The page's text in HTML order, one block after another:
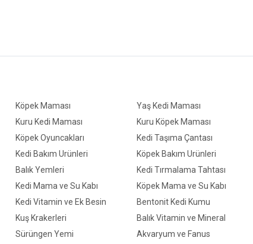
Köpek Maması
Yaş Kedi Maması
Kuru Kedi Maması
Kuru Köpek Maması
Köpek Oyuncakları
Kedi Taşıma Çantası
Kedi Bakım Ürünleri
Köpek Bakım Ürünleri
Balık Yemleri
Kedi Tırmalama Tahtası
Kedi Mama ve Su Kabı
Köpek Mama ve Su Kabı
Kedi Vitamin ve Ek Besin
Bentonit Kedi Kumu
Kuş Krakerleri
Balık Vitamin ve Mineral
Sürüngen Yemi
Akvaryum ve Fanus